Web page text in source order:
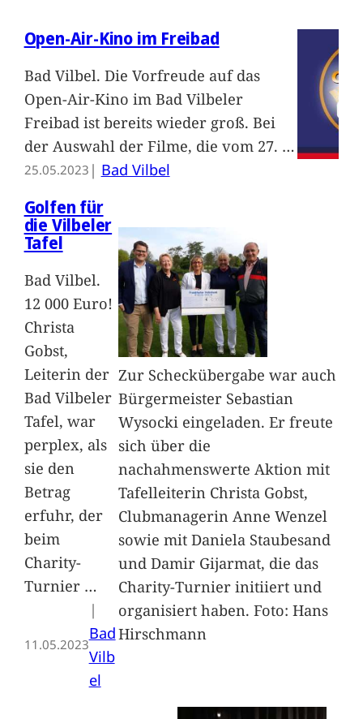
Open-Air-Kino im Freibad
Bad Vilbel. Die Vorfreude auf das
Open-Air-Kino im Bad Vilbeler
Freibad ist bereits wieder groß. Bei
der Auswahl der Filme, die vom 27. …
25.05.2023 | Bad Vilbel
Golfen für
die Vilbeler
Tafel
Bad Vilbel.
12 000 Euro!
Christa
Gobst,
Leiterin der
Bad Vilbeler
Tafel, war
perplex, als
sie den
Betrag
erfuhr, der
beim
Charity-
Turnier …
11.05.2023
|
Bad
Vilb
el
Zur Scheckübergabe war auch
Bürgermeister Sebastian
Wysocki eingeladen. Er freute
sich über die
nachahmenswerte Aktion mit
Tafelleiterin Christa Gobst,
Clubmanagerin Anne Wenzel
sowie mit Daniela Staubesand
und Damir Gijarmat, die das
Charity-Turnier initiiert und
organisiert haben. Foto: Hans
Hirschmann